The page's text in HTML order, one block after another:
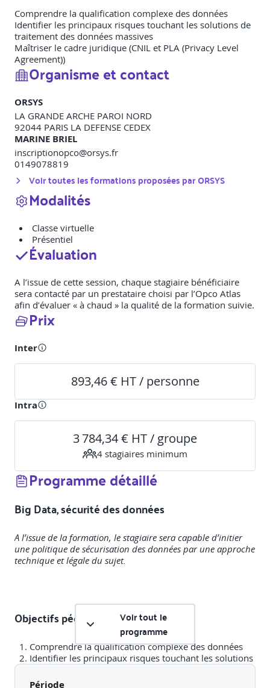
Comprendre la qualification complexe des données
Identifier les principaux risques touchant les solutions de
traitement des données massives
Maîtriser le cadre juridique (CNIL et PLA (Privacy Level
Agreement))
Organisme et contact
ORSYS
LA GRANDE ARCHE PAROI NORD
92044 PARIS LA DEFENSE CEDEX
MARINE BRIEL
inscriptionopco@orsys.fr
0149078819
Voir toutes les formations proposées parORSYS
Modalités
Classe virtuelle
Présentiel
Évaluation
A l’issue de cette session, chaque stagiaire bénéficiaire
sera contacté par un prestataire choisi par l’Opco Atlas
afin d’évaluer « à chaud » la qualité de la formation suivie.
Prix
Inter
893,46 € HT / personne
Intra
3 784,34 € HT / groupe
4 stagiaires minimum
Programme détaillé
Big Data, sécurité des données
A l’issue de la formation, le stagiaire sera capable d’initier
une politique de sécurisation des données par une approche
technique et légale du sujet.
Objectifs pédagogiques
Comprendre la qualification complexe des données
Identifier les principaux risques touchant les solutions
Maîtriser le cadre juridique (CNIL et PLA (Privacy Level
Voir tout le
programme
Période